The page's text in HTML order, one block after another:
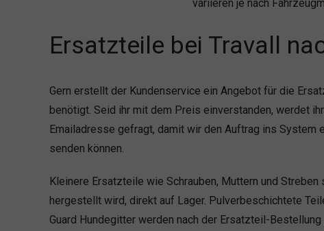
variieren je nach
Ersatzteile bei Travall
Gern erstellt der Kundenservice ein Angebot für die
benötigt. Seid ihr mit dem Preis einverstanden, werdet
Emailadresse gefragt, damit wir den Auftrag ins System
senden können.
Kleinere Ersatzteile wie Schrauben, Muttern und
hergestellt wird, direkt auf Lager. Pulverbeschichtete
Guard Hundegitter werden nach der Ersatzteil-